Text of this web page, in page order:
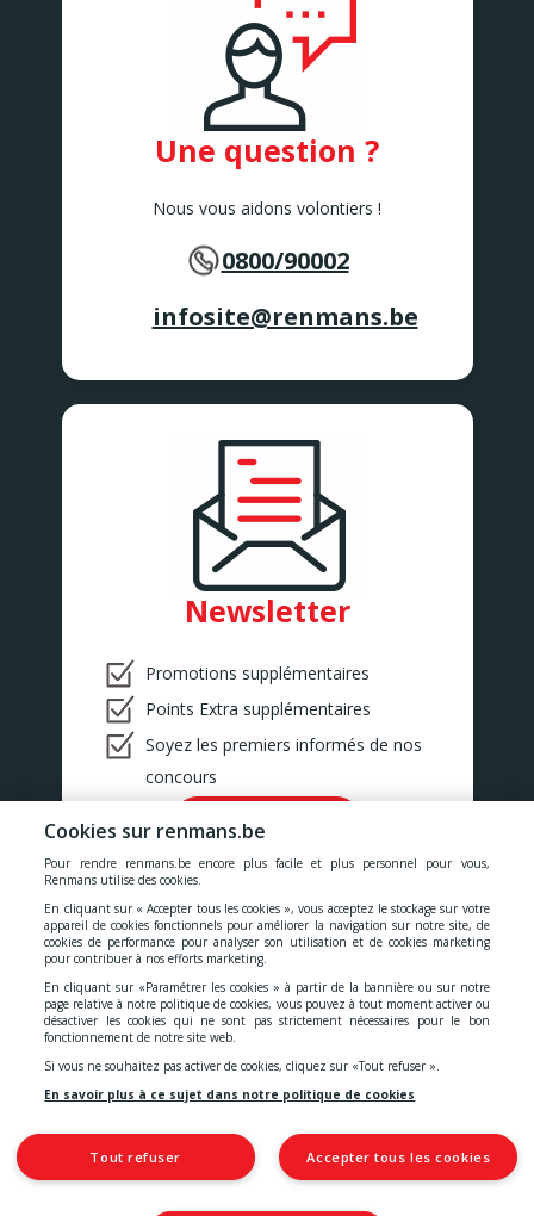
Une question ?
Nous vous aidons volontiers !
0800/90002
infosite@renmans.be
Newsletter
Promotions supplémentaires
Points Extra supplémentaires
Soyez les premiers informés de nos
concours
Ok!
Nos prix comprennent toutes les taxes, la TVA, les droits et les
services.
Cookies
- Confidentialité - Conditions générales
Déclaration d'accessibilité
© 2026 S.A. Quality Meat Renmans
Cookies sur renmans.be
Pour rendre renmans.be encore plus facile et plus personnel pour vous,
Renmans utilise des cookies.
En cliquant sur « Accepter tous les cookies », vous acceptez le stockage sur votre
appareil de cookies fonctionnels pour améliorer la navigation sur notre site, de
cookies de performance pour analyser son utilisation et de cookies marketing
pour contribuer à nos efforts marketing.
En cliquant sur «Paramétrer les cookies » à partir de la bannière ou sur notre
page relative à notre politique de cookies, vous pouvez à tout moment activer ou
désactiver les cookies qui ne sont pas strictement nécessaires pour le bon
fonctionnement de notre site web.
Si vous ne souhaitez pas activer de cookies, cliquez sur «Tout refuser ».
En savoir plus à ce sujet dans notre politique de cookies
Accepter tous les cookies
Tout refuser